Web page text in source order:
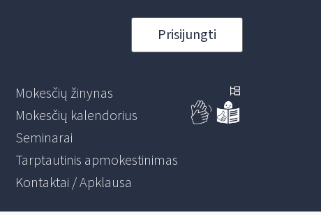
Prisijungti
Mokesčių žinynas
Mokesčių kalendorius
Seminarai
Tarptautinis apmokestinimas
Kontaktai / Apklausa